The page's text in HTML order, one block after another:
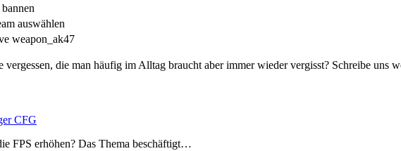
auswählen
weapon_ak47
die man häufig im Alltag braucht aber immer wieder vergisst? Schreibe uns
CFG
FPS erhöhen? Das Thema beschäftigt…